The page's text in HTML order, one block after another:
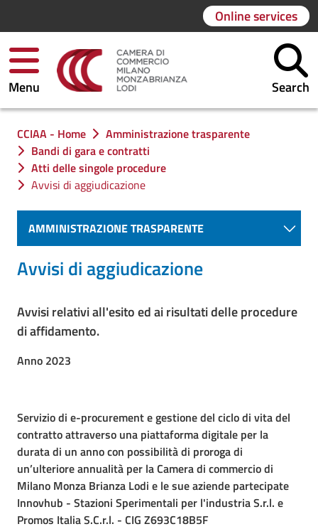
Online services
Menu Search
You are in:
CCIAA - Home
Amministrazione trasparente
Bandi di gara e contratti
Atti delle singole procedure
Avvisi di aggiudicazione
AMMINISTRAZIONE TRASPARENTE
Avvisi di aggiudicazione
Avvisi relativi all'esito ed ai risultati delle procedure
di affidamento.
Anno 2023
Servizio di e-procurement e gestione del ciclo di vita del
contratto attraverso una piattaforma digitale per la
durata di un anno con possibilità di proroga di
un’ulteriore annualità per la Camera di commercio di
Milano Monza Brianza Lodi e le sue aziende partecipate
Innovhub - Stazioni Sperimentali per l'industria S.r.l. e
Promos Italia S.C.r.l. - CIG Z693C18B5F